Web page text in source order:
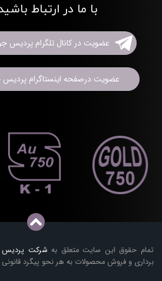
تمام حقوق این سایت متعلق به شرکت پردیس
برداری و فروش محصولات به هر نحو پیگرد قانونی
با ما در ارتباط
عضویت در کانال تلگرام پردیس
عضویت درصفحه اینستاگرام پردیس